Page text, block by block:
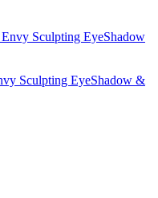
Sculpting EyeShadow &